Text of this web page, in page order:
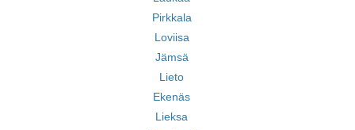
Pirkkala
Loviisa
Jämsä
Lieto
Ekenäs
Lieksa